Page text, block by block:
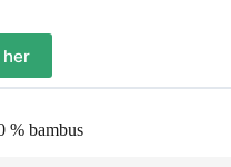
her
% bambus